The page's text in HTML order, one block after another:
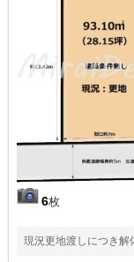
6枚
現況更地渡しにつき解